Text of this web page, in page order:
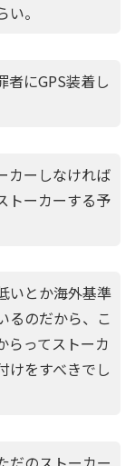
。
者にGPS装着し
カーしなければ
トーカーする予
いとか海外基準
るのだから、こ
らってストーカ
けをすべきでし